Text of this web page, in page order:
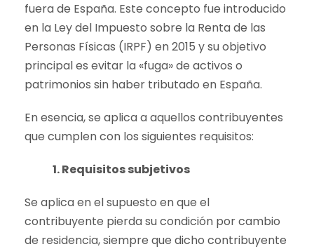
fuera de España. Este concepto fue introducido
en la Ley del Impuesto sobre la Renta de las
Personas Físicas (IRPF) en 2015 y su objetivo
principal es evitar la «fuga» de activos o
patrimonios sin haber tributado en España.
En esencia, se aplica a aquellos contribuyentes
que cumplen con los siguientes requisitos:
1. Requisitos subjetivos
Se aplica en el supuesto en que el
contribuyente pierda su condición por cambio
de residencia, siempre que dicho contribuyente